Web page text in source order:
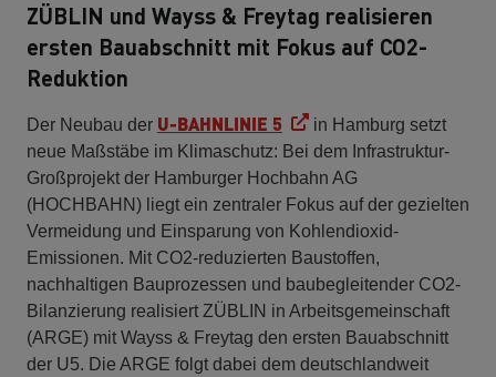
ZÜBLIN und Wayss & Freytag realisieren
ersten Bauabschnitt mit Fokus auf CO2-
Reduktion
Der Neubau der U-BAHNLINIE 5
in Hamburg setzt
neue Maßstäbe im Klimaschutz: Bei dem Infrastruktur-
Großprojekt der Hamburger Hochbahn AG
(HOCHBAHN) liegt ein zentraler Fokus auf der gezielten
Vermeidung und Einsparung von Kohlendioxid-
Emissionen. Mit CO2-reduzierten Baustoffen,
nachhaltigen Bauprozessen und baubegleitender CO2-
Bilanzierung realisiert ZÜBLIN in Arbeitsgemeinschaft
(ARGE) mit Wayss & Freytag den ersten Bauabschnitt
der U5. Die ARGE folgt dabei dem deutschlandweit